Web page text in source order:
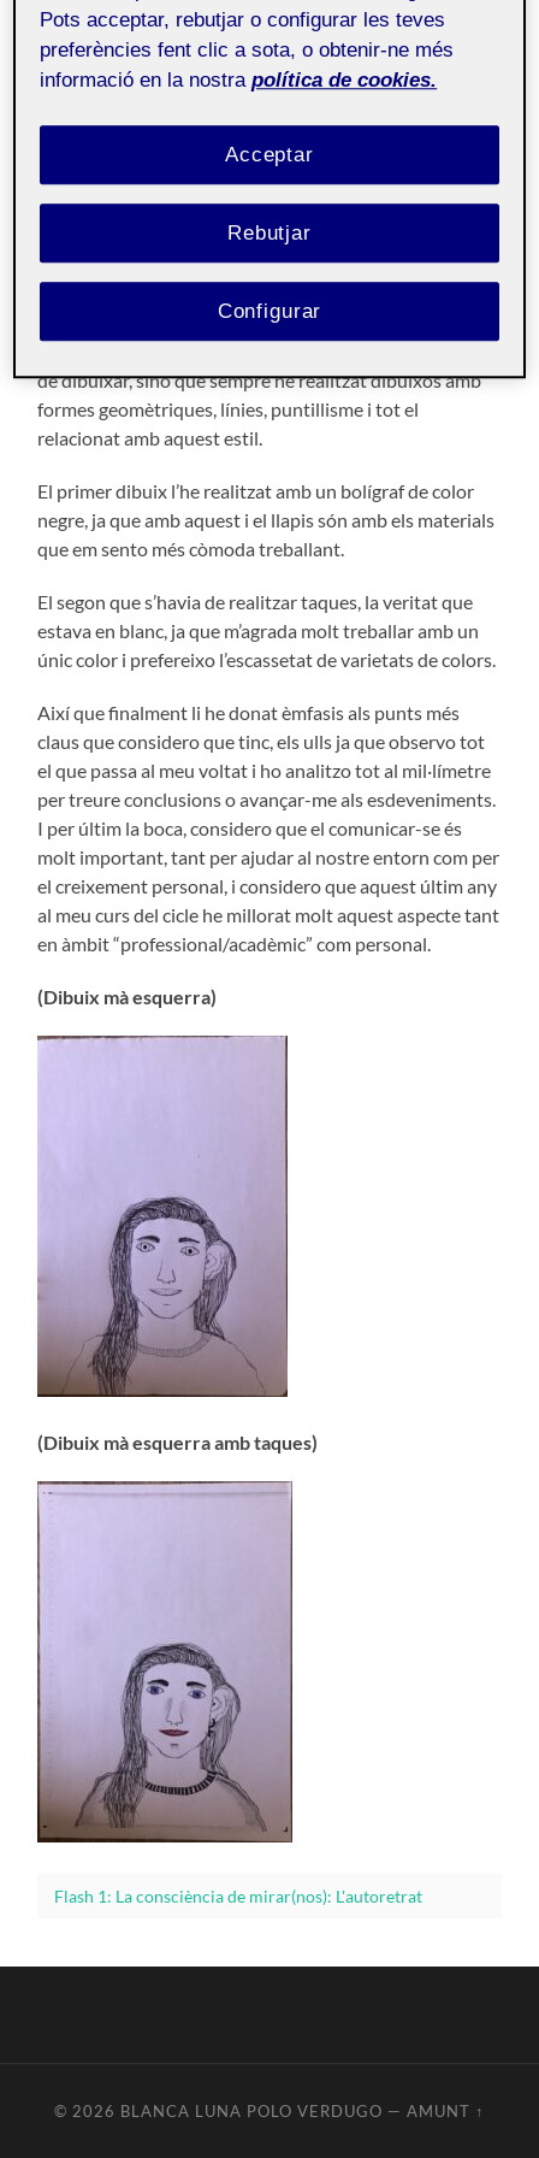
Flash 1: La consciència de
mirar(nos)
21 SETEMBRE, 2021 / 0 COMENTARIS
Taller de dibuix aula 2
Hola! Sóc la Blanca i aquí us presento el meu autoretrat
realitzat amb la mà contrària.
Aquesta prova ha resultat ser un repte per mi, ja que mai
de dibuixar, sinó que sempre he realitzat dibuixos amb
formes geomètriques, línies, puntillisme i tot el
relacionat amb aquest estil.
El primer dibuix l’he realitzat amb un bolígraf de color
negre, ja que amb aquest i el llapis són amb els materials
que em sento més còmoda treballant.
El segon que s’havia de realitzar taques, la veritat que
estava en blanc, ja que m’agrada molt treballar amb un
únic color i prefereixo l’escassetat de varietats de colors.
Així que finalment li he donat èmfasis als punts més
claus que considero que tinc, els ulls ja que observo tot
el que passa al meu voltat i ho analitzo tot al mil·límetre
per treure conclusions o avançar-me als esdeveniments.
I per últim la boca, considero que el comunicar-se és
molt important, tant per ajudar al nostre entorn com per
el creixement personal, i considero que aquest últim any
al meu curs del cicle he millorat molt aquest aspecte tant
en àmbit “professional/acadèmic” com personal.
(Dibuix mà esquerra)
(Dibuix mà esquerra amb taques)
Flash 1: La consciència de mirar(nos): L'autoretrat
© 2026 BLANCA LUNA POLO VERDUGO — AMUNT ↑
Pots acceptar, rebutjar o configurar les teves
preferències fent clic a sota, o obtenir-ne més
informació en la nostra política de cookies.
Rebutjar
Acceptar
Configurar